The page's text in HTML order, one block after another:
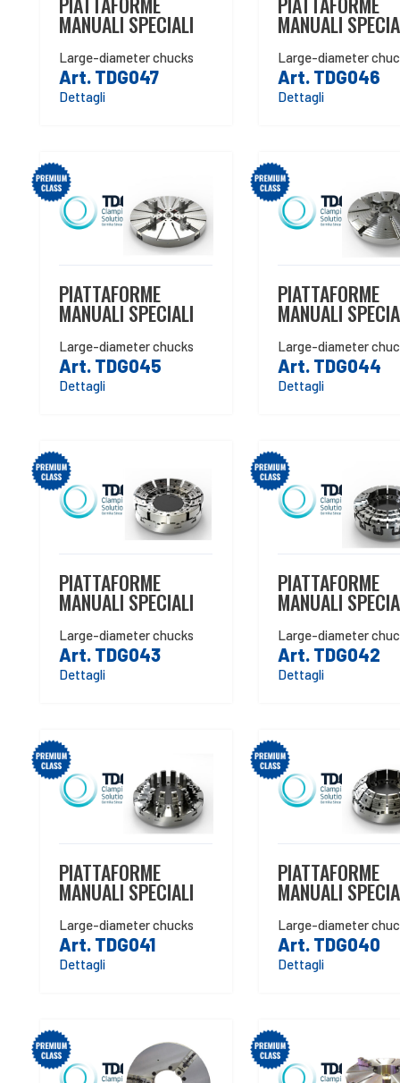
MANUALI SPECIALI
Large-diameter chucks
Art. TDG047
Dettagli
MANUALI
Large-diameter
Art. TDG046
Dettagli
PIATTAFORME
MANUALI SPECIALI
Large-diameter chucks
Art. TDG045
Dettagli
PIATTAFORME
MANUALI
Large-diameter
Art. TDG044
Dettagli
PIATTAFORME
MANUALI SPECIALI
Large-diameter chucks
Art. TDG043
Dettagli
PIATTAFORME
MANUALI
Large-diameter
Art. TDG042
Dettagli
PIATTAFORME
MANUALI SPECIALI
Large-diameter chucks
Art. TDG041
Dettagli
PIATTAFORME
MANUALI
Large-diameter
Art. TDG040
Dettagli